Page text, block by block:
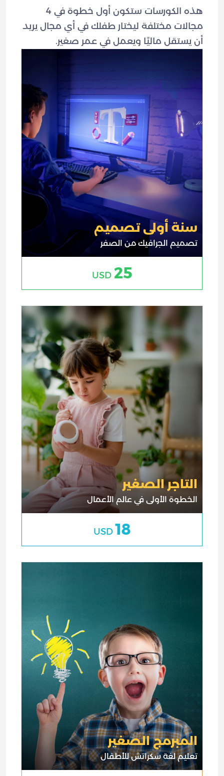
هذه الكورسات ستكون أول خطوة في 4
مجالات مختلفة ليختار طفلك في أي مجال يريد
أن يستقل ماليًا ويعمل في عمر صغير.
سنة أولى تصميم
تصميم الجرافيك من الصفر
25
USD
التاجر الصغير
الخطوة الأولى في عالم الأعمال
18
USD
المبرمج الصغير
تعليم لغة سكراتش للأطفال